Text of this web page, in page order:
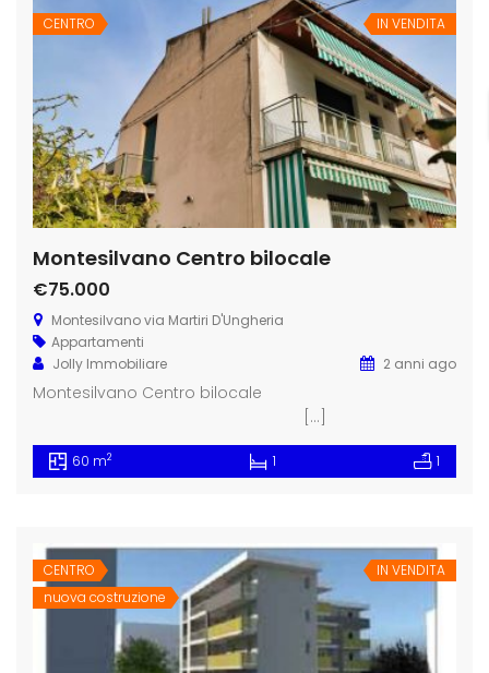
CENTRO IN VENDITA
Montesilvano Centro bilocale
€75.000
Montesilvano via Martiri D'Ungheria
Appartamenti
Jolly Immobiliare
2 anni ago
Montesilvano Centro bilocale
[…]
60 m2 1 1
CENTRO
nuova costruzione
IN VENDITA